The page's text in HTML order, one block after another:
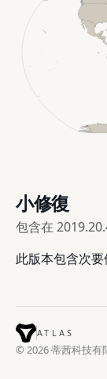
小修復
包含在
此版本包含次
ATLAS
© 2026 蒂茜科技有